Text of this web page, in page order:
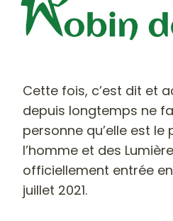
Cette fois, c’est dit et
depuis longtemps ne
personne qu’elle est
l’homme et des
officiellement entrée
juillet 2021.